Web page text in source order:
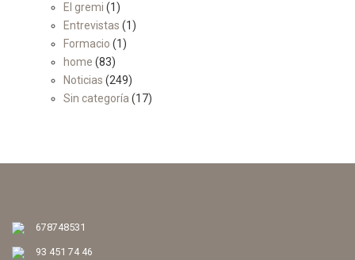
El gremi (1)
Entrevistas (1)
Formacio (1)
home (83)
Noticias (249)
Sin categoría (17)
678748531
93 451 74 46